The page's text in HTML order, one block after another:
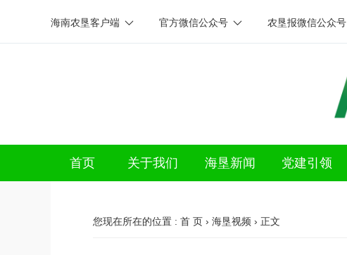
海南农垦客户端 官方微信公众号 农垦报微信公众号
首页 关于我们 海垦新闻 党建引领
您现在所在的位置 : 首 页 › 海垦视频 › 正文